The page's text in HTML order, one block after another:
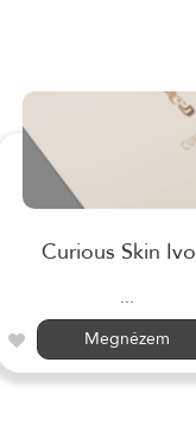
Curious Skin
...
Megnézem